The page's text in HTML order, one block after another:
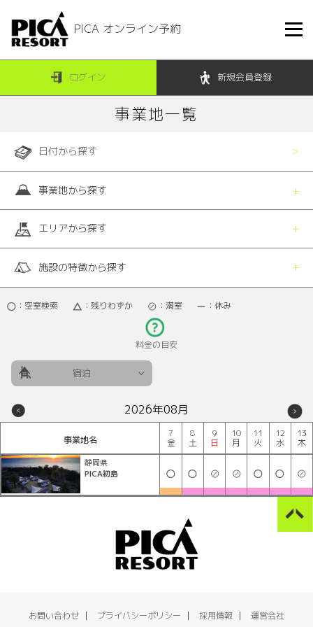
PICA オンライン予約
ログイン 新規会員登録
事業地一覧
日付から探す
事業地から探す
エリアから探す
施設の特徴から探す
：空室検索 ：残りわずか ：満室 ：休み
料金の目安
宿泊
2026年08月
事業地名
7
金
8
土
9
日
10
月
11
火
12
水
13
木
静岡県
PICA初島
お問い合わせ プライバシーポリシー 採用情報 運営会社